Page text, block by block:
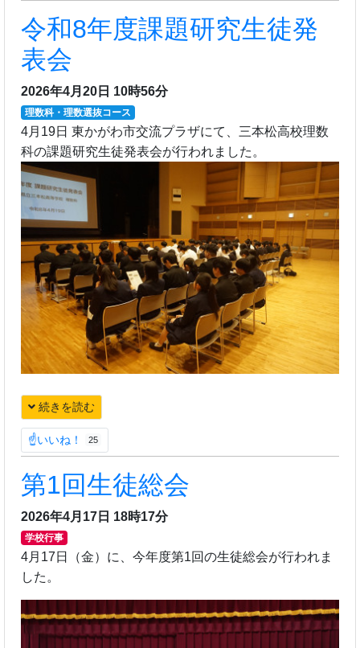
令和8年度課題研究生徒発
表会
2026年4月20日 10時56分
理数科・理数選抜コース
4月19日 東かがわ市交流プラザにて、三本松高校理数
科の課題研究生徒発表会が行われました。
続きを読む
☝いいね！ 25
第1回生徒総会
2026年4月17日 18時17分
学校行事
4月17日（金）に、今年度第1回の生徒総会が行われま
した。